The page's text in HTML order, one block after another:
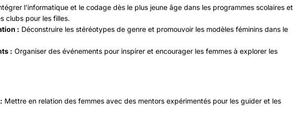
l’informatique et le codage dès le plus jeune âge dans les programmes scolaires et
clubs pour les filles.
: Déconstruire les stéréotypes de genre et promouvoir les modèles féminins dans le
: Organiser des événements pour inspirer et encourager les femmes à explorer les
Mettre en relation des femmes avec des mentors expérimentés pour les guider et les